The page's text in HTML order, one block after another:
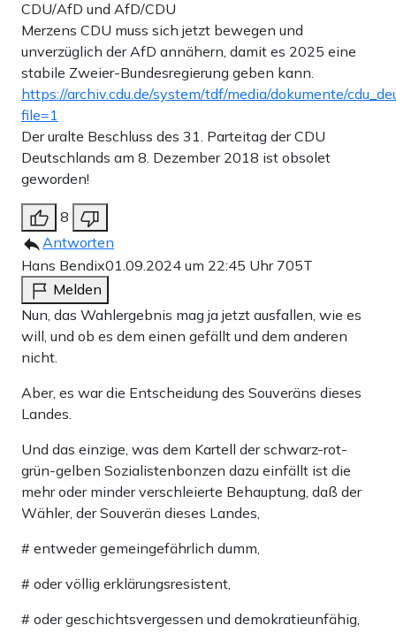
CDU/AfD und AfD/CDU
Merzens CDU muss sich jetzt bewegen und
unverzüglich der AfD annähern, damit es 2025 eine
stabile Zweier-Bundesregierung geben kann.
https://archiv.cdu.de/system/tdf/media/dokumente/
file=1
Der uralte Beschluss des 31. Parteitag der CDU
Deutschlands am 8. Dezember 2018 ist obsolet
geworden!
8
Antworten
Hans Bendix01.09.2024 um 22:45 Uhr 705T
Melden
Nun, das Wahlergebnis mag ja jetzt ausfallen, wie es
will, und ob es dem einen gefällt und dem anderen
nicht.
Aber, es war die Entscheidung des Souveräns dieses
Landes.
Und das einzige, was dem Kartell der schwarz-rot-
grün-gelben Sozialistenbonzen dazu einfällt ist die
mehr oder minder verschleierte Behauptung, daß der
Wähler, der Souverän dieses Landes,
# entweder gemeingefährlich dumm,
# oder völlig erklärungsresistent,
# oder geschichtsvergessen und demokratieunfähig,